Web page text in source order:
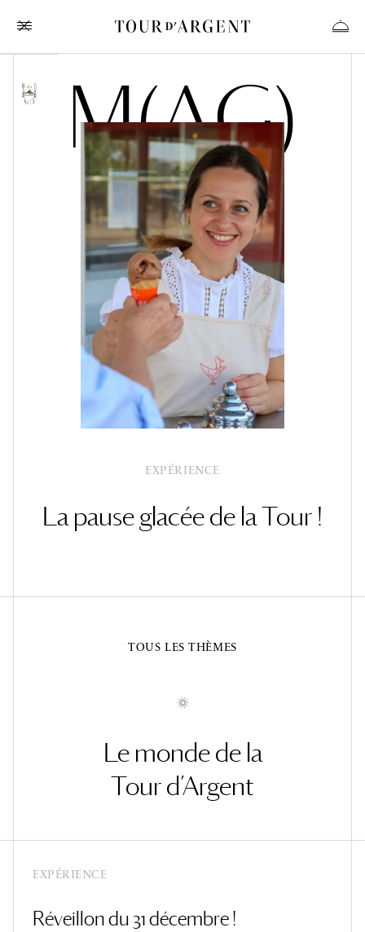
M(AG)
EXPÉRIENCE
La pause glacée de la Tour !
TOUS LES THÈMES
Le monde de la
Tour d’Argent
EXPÉRIENCE
Réveillon du 31 décembre !